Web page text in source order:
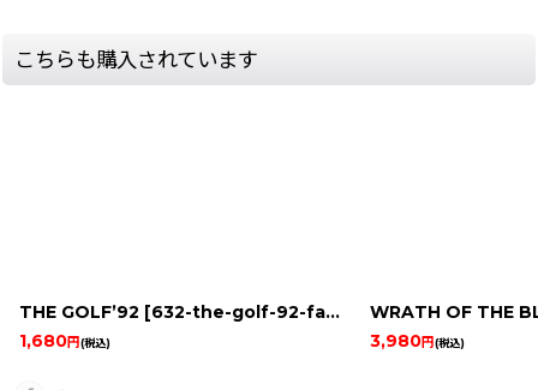
こちらも購入されています
THE GOLF’92 [632-the-golf-92-famicom ]
1,680円(税込)
WRATH OF THE
3,980円(税込)